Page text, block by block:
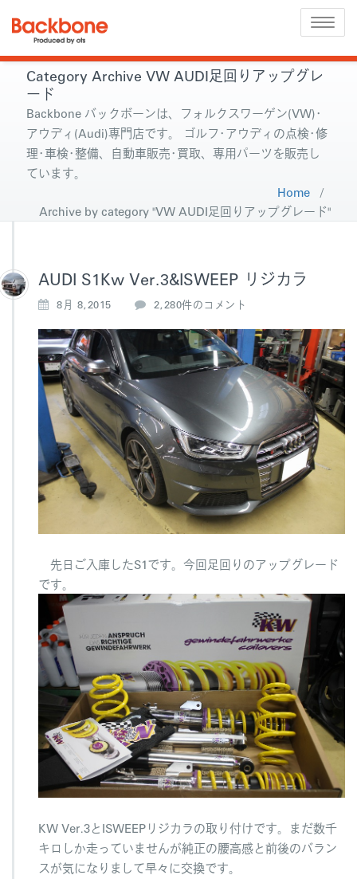
Toggle
Category Archive VW AUDI足回りアップグレ
ード
Backbone バックボーンは、フォルクスワーゲン(VW)･
アウディ(Audi)専門店です。 ゴルフ･アウディの点検･修
理･車検･整備、自動車販売･買取、専用パーツを販売し
ています。
Home /
Archive by category "VW AUDI足回りアップグレード"
AUDI S1Kw Ver.3&ISWEEP リジカラ
8月 8,2015
A
D
S
1
K
w
V
e
r.
3
I
E
E
P
リ
へ
の
2,280件のコメント
先日ご入庫したS1です。今回足回りのアップグレード
です。
KW Ver.3とISWEEPリジカラの取り付けです。まだ数千
キロしか走っていませんが純正の腰高感と前後のバラン
スが気になりまして早々に交換です。